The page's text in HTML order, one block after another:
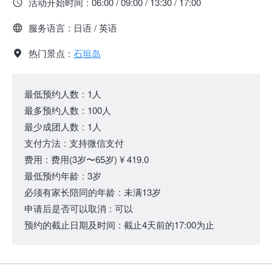
服务语言 : 日语 / 英语
热门景点 : 石垣岛
最低预约人数 : 1人
最多预约人数 : 100人
最少成团人数 : 1人
支付方法 : 支持微信支付
费用 : 费用(3岁〜65岁) ¥ 419.0
最低预约年龄 : 3岁
必须有家长陪同的年龄 : 未满13岁
申请后是否可以取消 : 可以
预约的截止日期及时间 : 截止4天前的17:00为止